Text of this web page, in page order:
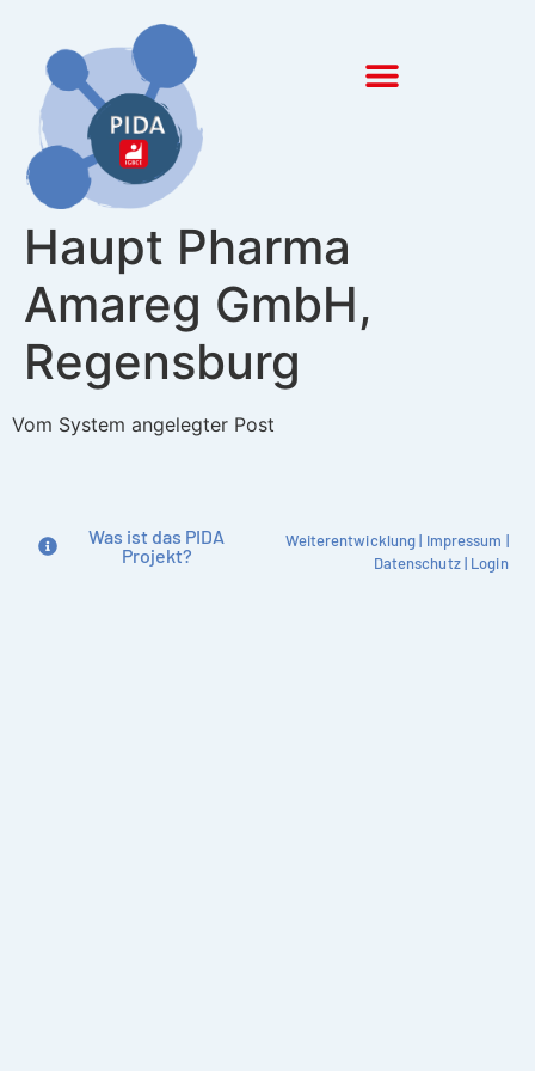
Haupt Pharma
Amareg GmbH,
Regensburg
Vom System angelegter Post
Was ist das PIDA
Projekt?
Weiterentwicklung| Impressum |
Datenschutz| Login